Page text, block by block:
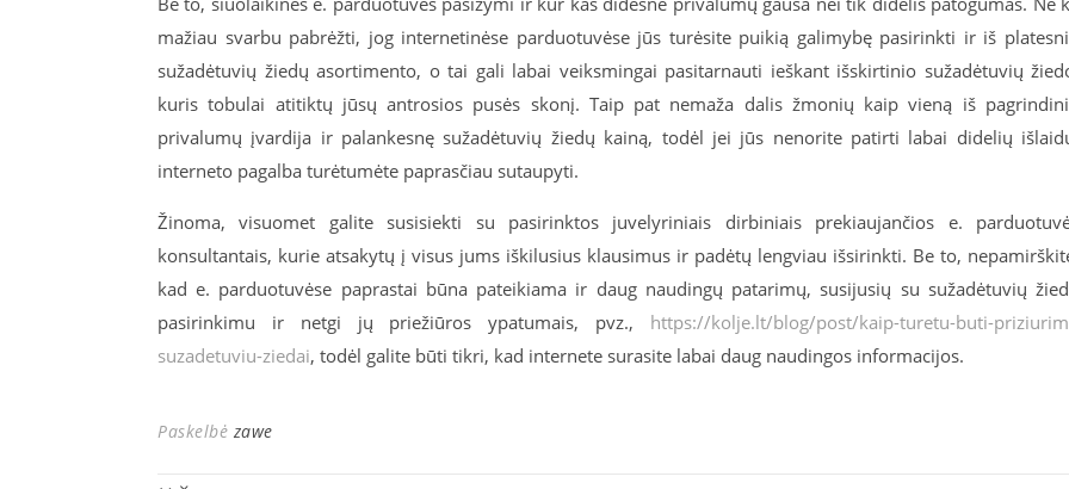
mažiau svarbu pabrėžti, jog internetinėse parduotuvėse jūs turėsite puikią galimybę pasirinkti ir iš
sužadėtuvių žiedų asortimento, o tai gali labai veiksmingai pasitarnauti ieškant išskirtinio sužadėtuvių
kuris tobulai atitiktų jūsų antrosios pusės skonį. Taip pat nemaža dalis žmonių kaip vieną iš
privalumų įvardija ir palankesnę sužadėtuvių žiedų kainą, todėl jei jūs nenorite patirti labai didelių
interneto pagalba turėtumėte paprasčiau sutaupyti.
Žinoma, visuomet galite susisiekti su pasirinktos juvelyriniais dirbiniais prekiaujančios e.
konsultantais, kurie atsakytų į visus jums iškilusius klausimus ir padėtų lengviau išsirinkti. Be to,
kad e. parduotuvėse paprastai būna pateikiama ir daug naudingų patarimų, susijusių su sužadėtuvių
pasirinkimu ir netgi jų priežiūros ypatumais, pvz., https://kolje.lt/blog/post/kaip-turetu-buti-
suzadetuviu-ziedai, todėl galite būti tikri, kad internete surasite labai daug naudingos informacijos.
Paskelbė zawe